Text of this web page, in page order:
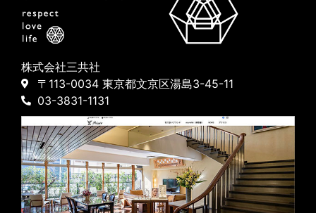
株式会社三共社
〒113-0034 東京都文京区湯島3-45-11
03-3831-1131